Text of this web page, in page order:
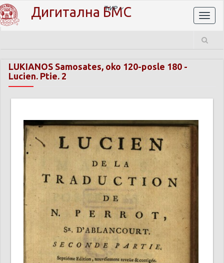
Дигитална БМС
ЋИР
LUKIANOS Samosates, oko 120-posle 180 -
Lucien. Ptie. 2